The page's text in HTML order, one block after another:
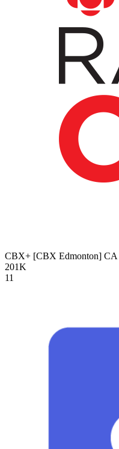
CBX+ [CBX Edmonton] CA
201K
11